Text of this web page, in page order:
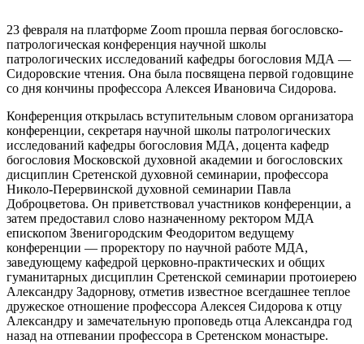
23 февраля на платформе Zoom прошла первая богословско-
патрологическая конференция научной школы
патрологических исследований кафедры богословия МДА —
Сидоровские чтения. Она была посвящена первой годовщине
со дня кончины профессора Алексея Ивановича Сидорова.
Конференция открылась вступительным словом организатора
конференции, секретаря научной школы патрологических
исследований кафедры богословия МДА, доцента кафедр
богословия Московской духовной академии и богословских
дисциплин Сретенской духовной семинарии, профессора
Николо-Перервинской духовной семинарии Павла
Доброцветова. Он приветствовал участников конференции, а
затем предоставил слово назначенному ректором МДА
епископом Звенигородским Феодоритом ведущему
конференции — проректору по научной работе МДА,
заведующему кафедрой церковно-практических и общих
гуманитарных дисциплин Сретенской семинарии протоиерею
Александру Задорнову, отметив известное всегдашнее теплое
дружеское отношение профессора Алексея Сидорова к отцу
Александру и замечательную проповедь отца Александра год
назад на отпевании профессора в Сретенском монастыре.